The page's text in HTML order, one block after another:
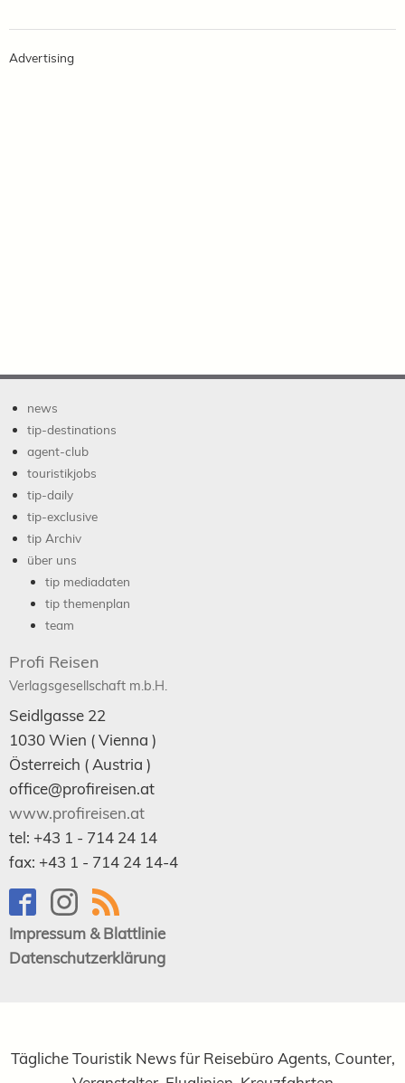
Advertising
news
tip-destinations
agent-club
touristikjobs
tip-daily
tip-exclusive
tip Archiv
über uns
tip mediadaten
tip themenplan
team
Profi Reisen
Verlagsgesellschaft m.b.H.
Seidlgasse 22
1030Wien ( Vienna )
Österreich ( Austria )
office@profireisen.at
www.profireisen.at
tel: +43 1 - 714 24 14
fax: +43 1 - 714 24 14-4
Impressum & Blattlinie
Datenschutzerklärung
Tägliche Touristik News für Reisebüro Agents, Counter,